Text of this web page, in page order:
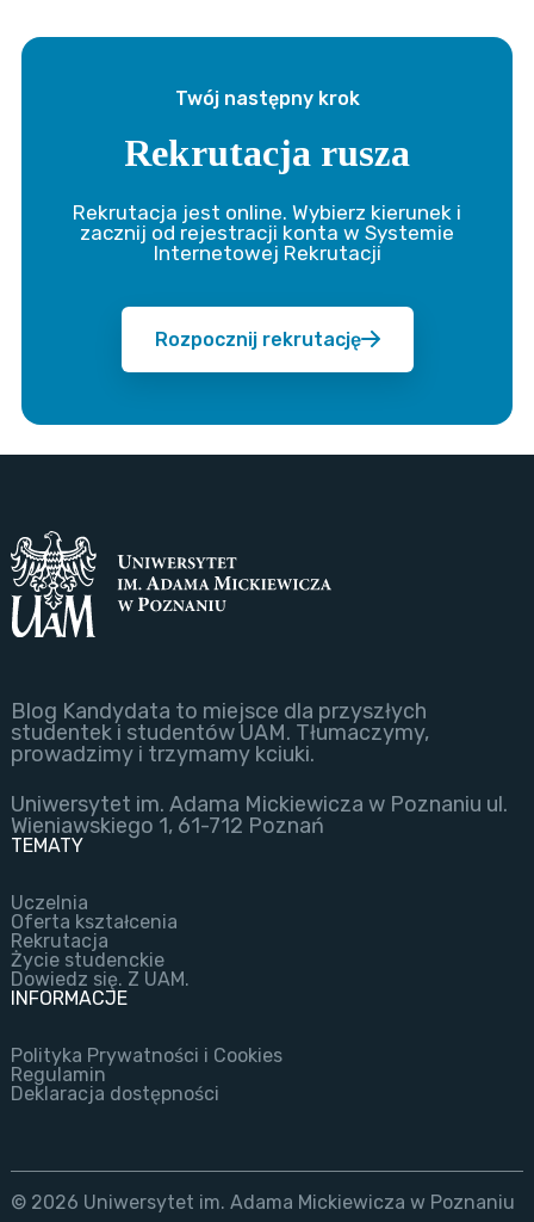
Twój następny krok
Rekrutacja rusza
Rekrutacja jest online. Wybierz kierunek i
zacznij od rejestracji konta w Systemie
Internetowej Rekrutacji
Rozpocznij rekrutację
Blog Kandydata to miejsce dla przyszłych
studentek i studentów UAM. Tłumaczymy,
prowadzimy i trzymamy kciuki.
Uniwersytet im. Adama Mickiewicza w Poznaniu ul.
Wieniawskiego 1, 61-712 Poznań
TEMATY
Uczelnia
Oferta kształcenia
Rekrutacja
Życie studenckie
Dowiedz się. Z UAM.
INFORMACJE
Polityka Prywatności i Cookies
Regulamin
Deklaracja dostępności
© 2026 Uniwersytet im. Adama Mickiewicza w Poznaniu